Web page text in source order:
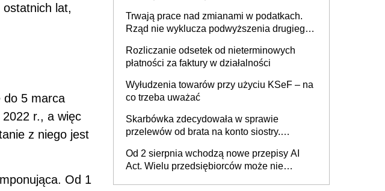
lat,
do 5 marca
r., a więc
z niego jest
Od 1
Trwają prace nad zmianami w podatkach.
Rząd nie wyklucza podwyższenia drugiego
Rozliczanie odsetek od nieterminowych
płatności za faktury w działalności
Wyłudzenia towarów przy użyciu KSeF – na
co trzeba uważać
Skarbówka zdecydowała w sprawie
przelewów od brata na konto siostry.
darowizna, ale podatku jednak nie będzie
Od 2 sierpnia wchodzą nowe przepisy AI
Act. Wielu przedsiębiorców może nie